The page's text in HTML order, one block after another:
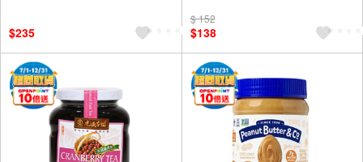
$235
$ 152
$138